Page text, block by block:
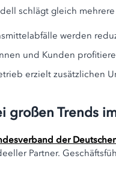
schlägt gleich
werden
und Kunden
erzielt zusätzlichen
großen Trends
der
Partner.